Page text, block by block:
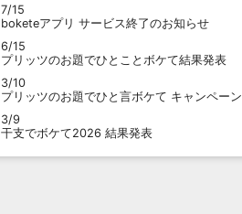
7/15
boketeアプリ サービス終了のお知らせ
6/15
プリッツのお題でひとことボケて結果発表
3/10
プリッツのお題でひと言ボケて キャンペーン
3/9
干支でボケて2026 結果発表